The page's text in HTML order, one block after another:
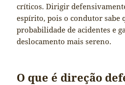
críticos. Dirigir
espírito, pois o condutor sabe
probabilidade de acidentes e
deslocamento mais sereno.
O que é direção